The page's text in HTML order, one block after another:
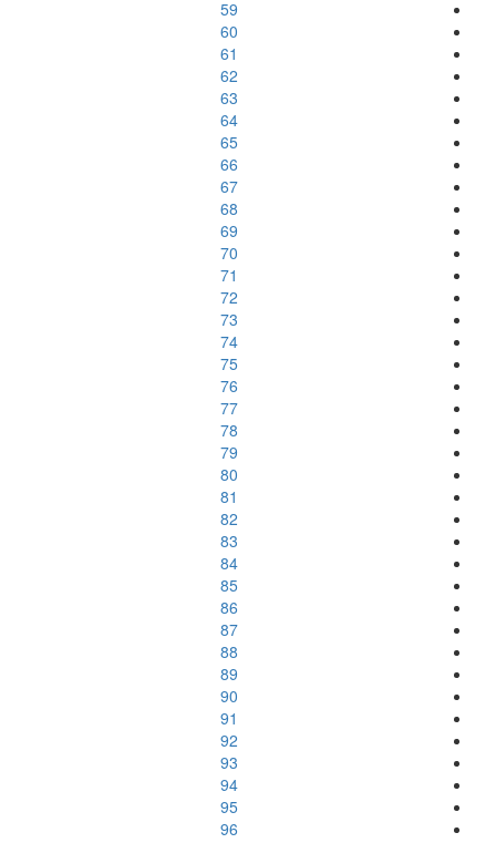
59
60
61
62
63
64
65
66
67
68
69
70
71
72
73
74
75
76
77
78
79
80
81
82
83
84
85
86
87
88
89
90
91
92
93
94
95
96